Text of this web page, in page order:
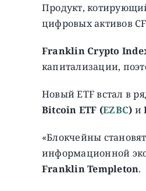
Продукт,
цифровых активов
Franklin Crypto
капитализации,
Новый ETF встал в
Bitcoin ETF (EZBC) и
«Блокчейны
информационной
Franklin Templeton.